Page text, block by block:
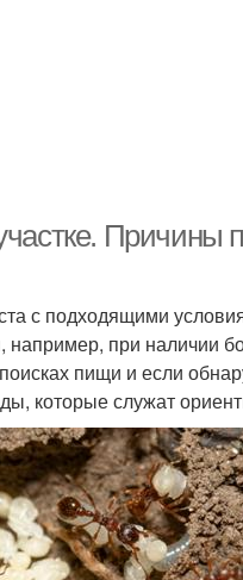
Причины
с подходящими
при наличии
пищи и если
которые служат